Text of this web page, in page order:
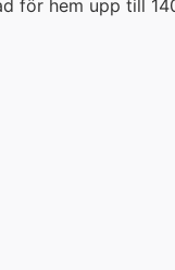
för hem upp till